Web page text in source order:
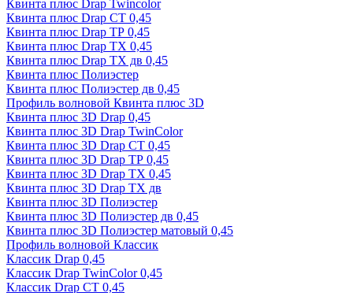
Квинта плюс Drap Twincolor
Квинта плюс Drap СТ 0,45
Квинта плюс Drap ТР 0,45
Квинта плюс Drap ТХ 0,45
Квинта плюс Drap ТХ дв 0,45
Квинта плюс Полиэстер
Квинта плюс Полиэстер дв 0,45
Профиль волновой Квинта плюс 3D
Квинта плюс 3D Drap 0,45
Квинта плюс 3D Drap TwinColor
Квинта плюс 3D Drap СТ 0,45
Квинта плюс 3D Drap ТР 0,45
Квинта плюс 3D Drap ТХ 0,45
Квинта плюс 3D Drap ТХ дв
Квинта плюс 3D Полиэстер
Квинта плюс 3D Полиэстер дв 0,45
Квинта плюс 3D Полиэстер матовый 0,45
Профиль волновой Классик
Классик Drap 0,45
Классик Drap TwinColor 0,45
Классик Drap СТ 0,45